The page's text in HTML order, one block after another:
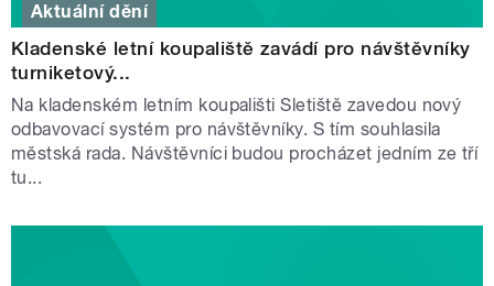
Aktuální dění
Kladenské letní koupaliště zavádí pro návštěvníky
turniketový...
Na kladenském letním koupališti Sletiště zavedou nový
odbavovací systém pro návštěvníky. S tím souhlasila
městská rada. Návštěvníci budou procházet jedním ze tří
tu...